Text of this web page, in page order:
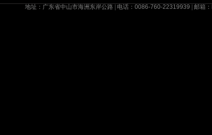
地址：广东省中山市海洲东岸公路 | 电话： 0086-760-22319939 | 邮箱：